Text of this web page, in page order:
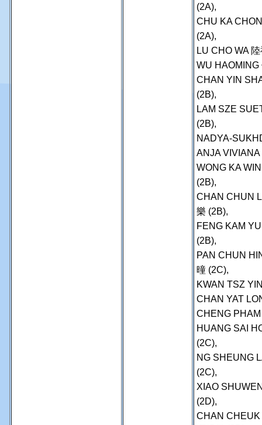
(2A),
CHU KA
(2A),
LU CHO WA
WU HAOMING
CHAN YIN
(2B),
LAM SZE
(2B),
NADYA-
ANJA VIVIANA
WONG KA
(2B),
CHAN CHUN
樂 (2B),
FENG KAM
(2B),
PAN CHUN
曈 (2C),
KWAN TSZ
CHAN YAT
CHENG
HUANG SAI
(2C),
NG SHEUNG
(2C),
XIAO
(2D),
CHAN CHEUK